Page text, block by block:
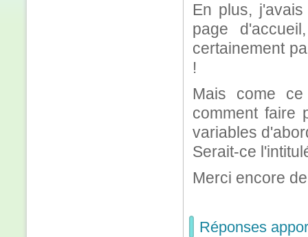
En plus,
page
certainement
!
Mais come
comment faire
variables
Serait-ce
Merci encore
Réponses